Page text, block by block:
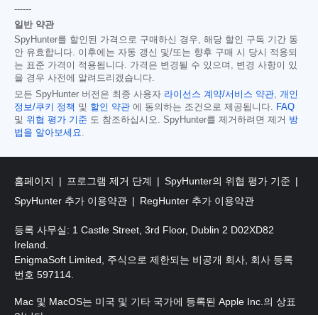
------
일반 약관
SpyHunter를 할인된 가격으로 구매하신 경우, 해당 할인 구독 기간 동
안 유효합니다. 이후에는 자동 갱신 및/또는 향후 구매 시 당시 적용되
는 표준 가격이 적용됩니다. 가격은 변경될 수 있으며, 변경 사항이 있
을 경우 사전에 알려드리겠습니다.
모든 SpyHunter 버전은 최종 사용자 라이선스 계약/서비스 약관, 개인
정보/쿠키 정책 및 할인 약관 에 동의하는 조건으로 제공됩니다. FAQ
및 위협 평가 기준 도 참조하십시오. SpyHunter를 제거하려면 제거 방
법을 알아보세요.
홈페이지 프로그램 제거 단계
SpyHunter의 위협 평가 기준
SpyHunter 추가 이용약관
RegHunter 추가 이용약관
등록 사무실: 1 Castle Street, 3rd Floor, Dublin 2 D02XD82
Ireland.
EnigmaSoft Limited, 주식으로 제한되는 비공개 회사, 회사 등록
번호 597114.
Mac 및 MacOS는 미국 및 기타 국가에 등록된 Apple Inc.의 상표